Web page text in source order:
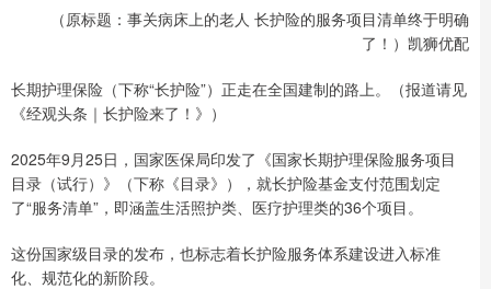
（原标题：事关病床上的老人 长护险的服务项目清单终于明确
了！）凯狮优配
长期护理保险（下称“长护险”）正走在全国建制的路上。（报道请见
《经观头条｜长护险来了！》）
2025年9月25日，国家医保局印发了《国家长期护理保险服务项目
目录（试行）》（下称《目录》），就长护险基金支付范围划定
了“服务清单”，即涵盖生活照护类、医疗护理类的36个项目。
这份国家级目录的发布，也标志着长护险服务体系建设进入标准
化、规范化的新阶段。